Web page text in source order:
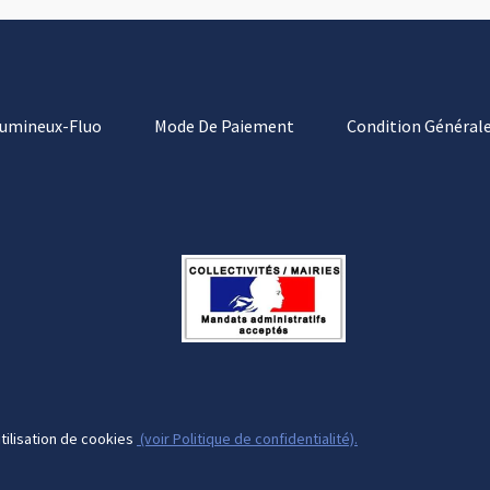
Fluo Mode De Paiement Condition
de cookies (voir Politique de confidentialité).